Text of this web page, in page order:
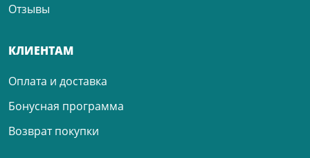
Отзывы
КЛИЕНТАМ
Оплата и доставка
Бонусная программа
Возврат покупки